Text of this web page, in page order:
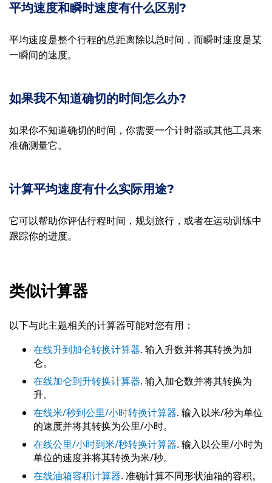
平均速度和瞬时速度有什么区别?
平均速度是整个行程的总距离除以总时间，而瞬时速度是某
一瞬间的速度。
如果我不知道确切的时间怎么办?
如果你不知道确切的时间，你需要一个计时器或其他工具来
准确测量它。
计算平均速度有什么实际用途?
它可以帮助你评估行程时间，规划旅行，或者在运动训练中
跟踪你的进度。
类似计算器
以下与此主题相关的计算器可能对您有用：
在线升到加仑转换计算器. 输入升数并将其转换为加
仑。
在线加仑到升转换计算器. 输入加仑数并将其转换为
升。
在线米/秒到公里/小时转换计算器. 输入以米/秒为单位
的速度并将其转换为公里/小时。
在线公里/小时到米/秒转换计算器. 输入以公里/小时为
单位的速度并将其转换为米/秒。
在线油箱容积计算器. 准确计算不同形状油箱的容积。